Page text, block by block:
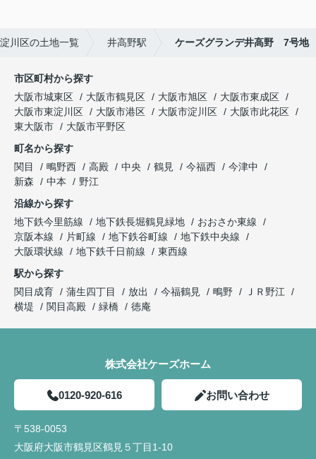
川区の土地一覧 井高野駅 ケーズグランデ井高野 7号地
市区町村から探す
大阪市城東区
大阪市鶴見区 大阪市旭区
大阪市東成区
大阪市東淀川区
大阪市港区 大阪市淀川区
大阪市此花区
東大阪市
大阪市平野区
町名から探す
関目
鴫野西 高殿 中央 鶴見 今福西
今津中
新森
中本
野江
沿線から探す
地下鉄今里筋線
地下鉄長堀鶴見緑地
おおさか東線
京阪本線
片町線 地下鉄谷町線
地下鉄中央線
大阪環状線
地下鉄千日前線
東西線
駅から探す
関目成育
蒲生四丁目 放出 今福鶴見 鴫野
ＪＲ野江
横堤
関目高殿 緑橋 徳庵
株式会社ケーズホーム
0120-920-616 お問い合わせ
〒538-0053
大阪府大阪市鶴見区鶴見５丁目1-10